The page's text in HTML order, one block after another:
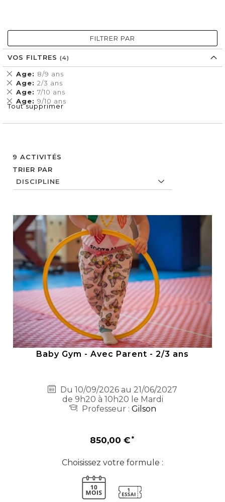
9 ACTIVITÉS
TRIER PAR
Baby Gym - Avec Parent - 2/3 ans
Du 10/09/2026 au 21/06/2027
de 9h20 à 10h20 le Mardi
Professeur : Gilson
850,00 €
Choisissez votre formule :
FILTRER PAR
VOS FILTRES
Age 8/9 ans
Supprimer
cet
Élément
Age 2/3 ans
Supprimer
cet
Élément
Age 7/10 ans
Supprimer
cet
Élément
Age 9/10 ans
Supprimer
cet
Tout supprimer